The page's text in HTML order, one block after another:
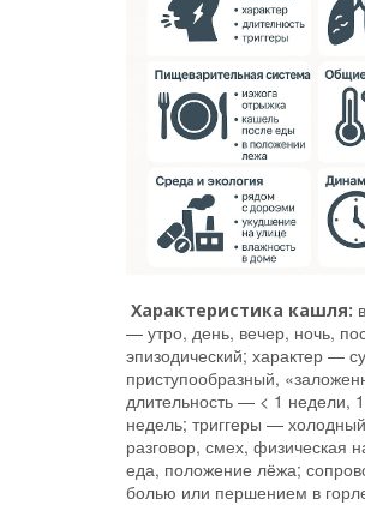
Характеристика кашля:
— утро, день, вечер, ночь,
эпизодический; характер —
приступообразный,
длительность — < 1 недели,
недель; триггеры —
разговор, смех, физическая
еда, положение лёжа;
болью или першением в